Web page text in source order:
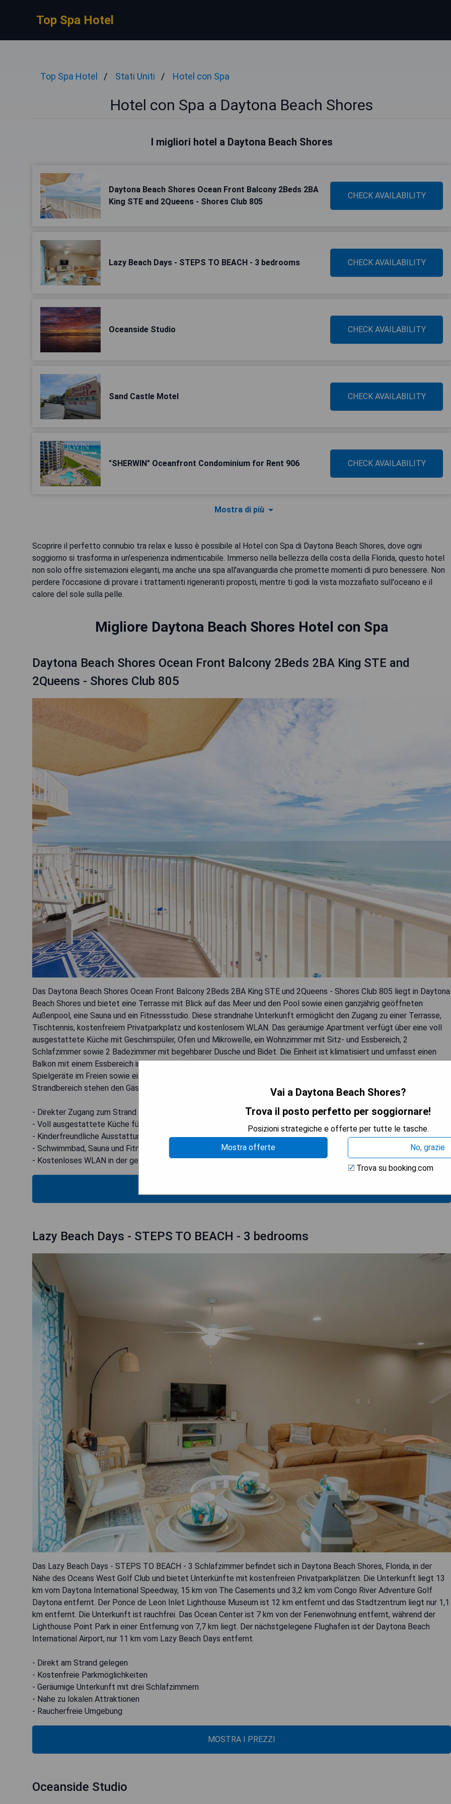
Top Spa Hotel
Top Spa Hotel Stati Uniti Hotel con Spa
Hotel con Spa a Daytona Beach Shores
I migliori hotel a Daytona Beach Shores
Daytona Beach Shores Ocean Front Balcony 2Beds 2BA
King STE and 2Queens - Shores Club 805
CHECK AVAILABILITY
Lazy Beach Days - STEPS TO BEACH - 3 bedrooms CHECK AVAILABILITY
Oceanside Studio CHECK AVAILABILITY
Sand Castle Motel CHECK AVAILABILITY
"SHERWIN" Oceanfront Condominium for Rent 906 CHECK AVAILABILITY
Mostra di più
Scoprire il perfetto connubio tra relax e lusso è possibile al Hotel con Spa di Daytona Beach Shores, dove ogni
soggiorno si trasforma in un'esperienza indimenticabile. Immerso nella bellezza della costa della Florida, questo hotel
non solo offre sistemazioni eleganti, ma anche una spa all'avanguardia che promette momenti di puro benessere. Non
perdere l'occasione di provare i trattamenti rigeneranti proposti, mentre ti godi la vista mozzafiato sull'oceano e il
calore del sole sulla pelle.
Migliore Daytona Beach Shores Hotel con Spa
Daytona Beach Shores Ocean Front Balcony 2Beds 2BA King STE and
2Queens - Shores Club 805
Das Daytona Beach Shores Ocean Front Balcony 2Beds 2BA King STE und 2Queens - Shores Club 805 liegt in Daytona
Beach Shores und bietet eine Terrasse mit Blick auf das Meer und den Pool sowie einen ganzjährig geöffneten
Außenpool, eine Sauna und ein Fitnessstudio. Diese strandnahe Unterkunft ermöglicht den Zugang zu einer Terrasse,
Tischtennis, kostenfreiem Privatparkplatz und kostenlosem WLAN. Das geräumige Apartment verfügt über eine voll
ausgestattete Küche mit Geschirrspüler, Ofen und Mikrowelle, ein Wohnzimmer mit Sitz- und Essbereich, 2
Schlafzimmer sowie 2 Badezimmer mit begehbarer Dusche und Bidet. Die Einheit ist klimatisiert und umfasst einen
Balkon mit einem Essbereich im Freien sowie einen Flachbildfernseher mit Kabelkanälen. Für Gäste mit Kindern sind
Spielgeräte im Freien sowie ein Baby-Sicherheitstor vorhanden. Ein Fahrradverleihservice und ein privater
Strandbereich stehen den Gästen ebenfalls zur Verfügung.
- Direkter Zugang zum Strand
- Voll ausgestattete Küche für Selbstversorger
- Kinderfreundliche Ausstattung verfügbar
- Schwimmbad, Sauna und Fitnessraum vor Ort
- Kostenloses WLAN in der gesamten Unterkunft
Lazy Beach Days - STEPS TO BEACH - 3 bedrooms
Das Lazy Beach Days - STEPS TO BEACH - 3 Schlafzimmer befindet sich in Daytona Beach Shores, Florida, in der
Nähe des Oceans West Golf Club und bietet Unterkünfte mit kostenfreien Privatparkplätzen. Die Unterkunft liegt 13
km vom Daytona International Speedway, 15 km von The Casements und 3,2 km vom Congo River Adventure Golf
Daytona entfernt. Der Ponce de Leon Inlet Lighthouse Museum ist 12 km entfernt und das Stadtzentrum liegt nur 1,1
km entfernt. Die Unterkunft ist rauchfrei. Das Ocean Center ist 7 km von der Ferienwohnung entfernt, während der
Lighthouse Point Park in einer Entfernung von 7,7 km liegt. Der nächstgelegene Flughafen ist der Daytona Beach
International Airport, nur 11 km vom Lazy Beach Days entfernt.
- Direkt am Strand gelegen
- Kostenfreie Parkmöglichkeiten
- Geräumige Unterkunft mit drei Schlafzimmern
- Nahe zu lokalen Attraktionen
- Raucherfreie Umgebung
MOSTRA I PREZZI
Oceanside Studio
Vai a Daytona Beach Shores?
Trova il posto perfetto per soggiornare!
Posizioni strategiche e offerte per tutte le tasche.
Mostra offerte
No, grazie
Trova su booking.com